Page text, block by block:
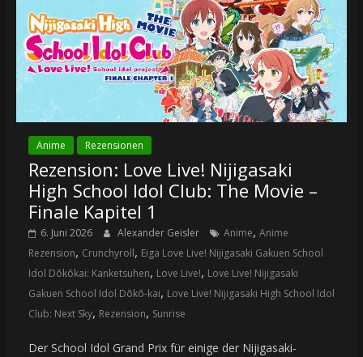
Anime Rezensionen
Rezension: Love Live! Nijigasaki
High School Idol Club: The Movie –
Finale Kapitel 1
6. Juni 2026 Alexander Geisler Anime, Anime
Rezension, Crunchyroll, Eiga Love Live! Nijigasaki Gakuen School
Idol Dōkōkai: Kanketsuhen, Love Live!, Love Live! Nijigasaki
Gakuen School Idol Dōkō-kai, Love Live! Nijigasaki High School Idol
Club: Next Sky, Rezension, Sunrise
Der School Idol Grand Prix für einige der Nijigasaki-